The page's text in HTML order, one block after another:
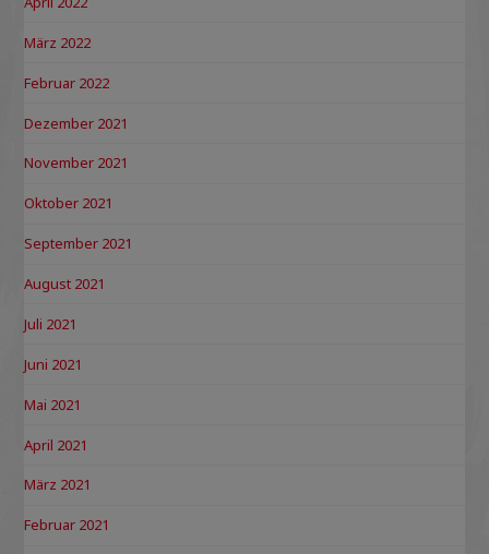
März 2022
Februar 2022
Dezember 2021
November 2021
Oktober 2021
September 2021
August 2021
Juli 2021
Juni 2021
Mai 2021
April 2021
März 2021
Februar 2021